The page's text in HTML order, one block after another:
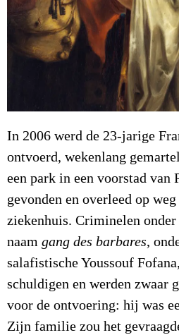
In 2006 werd de 23-jarige
ontvoerd, wekenlang
een park in een voorstad van
gevonden en overleed op
ziekenhuis. Criminelen onder
naam gang des barbares,
salafistische Youssouf
schuldigen en werden zwaar
voor de ontvoering: hij was
Zijn familie zou het